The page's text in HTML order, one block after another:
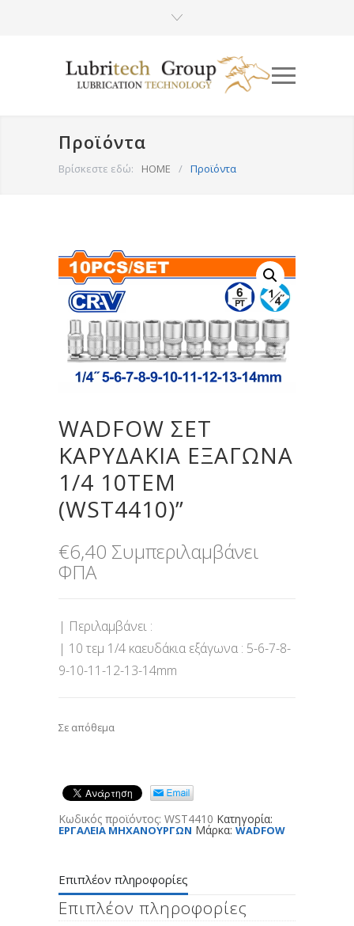
Προϊόντα
Βρίσκεστε εδώ: HOME / Προϊόντα
WADFOW ΣΕΤ
ΚΑΡΥΔΑΚΙΑ ΕΞΑΓΩΝΑ
1/4 10ΤΕΜ
(WST4410)”
€6,40 Συμπεριλαμβάνει
ΦΠΑ
| Περιλαμβάνει :
| 10 τεμ 1/4 καευδάκια εξάγωνα : 5-6-7-8-
9-10-11-12-13-14mm
Σε απόθεμα
Κωδικός προϊόντος: WST4410 Κατηγορία:
ΕΡΓΑΛΕΙΑ ΜΗΧΑΝΟΥΡΓΩΝ Μάρκα: WADFOW
Επιπλέον πληροφορίες
Επιπλέον πληροφορίες